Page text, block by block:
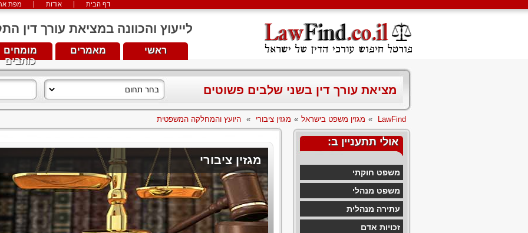
מפת אודות דף הבית
לייעוץ והכוונה במציאת עורך דין התקשרו
מומחים
כותבים
מאמרים ראשי
מציאת עורך דין בשני שלבים פשוטים
LawFind
» מגזין משפט בישראל » מגזין ציבורי » היועץ והמחלקה המשפטית
אולי תתעניין ב:
משפט חוקתי
משפט מנהלי
עתירה מנהלית
זכויות אדם
מגזין ציבורי